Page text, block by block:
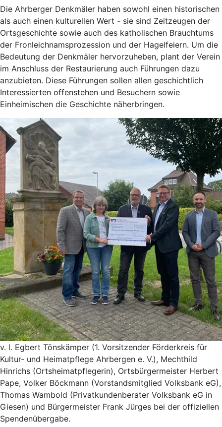
Die Ahrberger Denkmäler haben sowohl einen historischen
als auch einen kulturellen Wert - sie sind Zeitzeugen der
Ortsgeschichte sowie auch des katholischen Brauchtums
der Fronleichnamsprozession und der Hagelfeiern. Um die
Bedeutung der Denkmäler hervorzuheben, plant der Verein
im Anschluss der Restaurierung auch Führungen dazu
anzubieten. Diese Führungen sollen allen geschichtlich
Interessierten offenstehen und Besuchern sowie
Einheimischen die Geschichte näherbringen.
v. l. Egbert Tönskämper (1. Vorsitzender Förderkreis für
Kultur- und Heimatpflege Ahrbergen e. V.), Mechthild
Hinrichs (Ortsheimatpflegerin), Ortsbürgermeister Herbert
Pape, Volker Böckmann (Vorstandsmitglied Volksbank eG),
Thomas Wambold (Privatkundenberater Volksbank eG in
Giesen) und Bürgermeister Frank Jürges bei der offiziellen
Spendenübergabe.